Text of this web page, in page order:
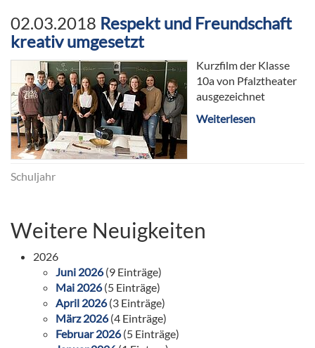
02.03.2018 Respekt und Freundschaft
kreativ umgesetzt
Kurzfilm der Klasse
10a von Pfalztheater
ausgezeichnet
Weiterlesen
Schuljahr
Weitere Neuigkeiten
2026
Juni 2026(9 Einträge)
Mai 2026(5 Einträge)
April 2026(3 Einträge)
März 2026(4 Einträge)
Februar 2026(5 Einträge)